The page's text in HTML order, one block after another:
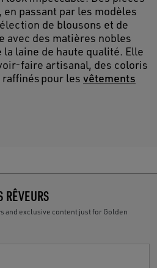
passant par les modèles
de blousons et de
avec des matières nobles
laine de haute qualité. Elle
faire artisanal, des coloris
pour les vêtements
RÊVEURS
and exclusive content just for Golden